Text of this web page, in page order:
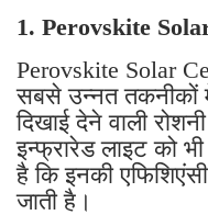
1. Perovskite
Perovskite Solar
सबसे उन्नत तकनीकों
दिखाई देने वाली
इन्फ्रारेड लाइट को
है कि इनकी
जाती है।